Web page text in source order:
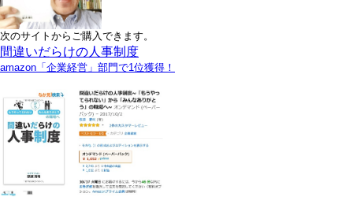
次のサイトからご購入できます。
間違いだらけの人事制度
amazon「企業経営」部門で1位獲得！